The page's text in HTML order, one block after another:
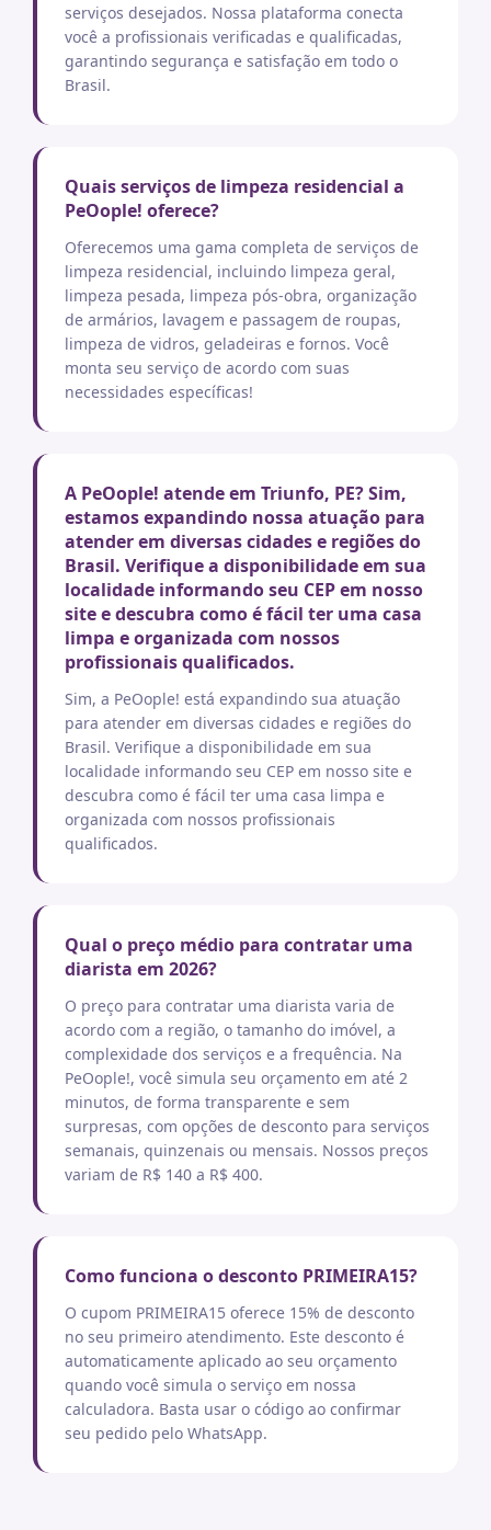
serviços desejados. Nossa plataforma conecta
você a profissionais verificadas e qualificadas,
garantindo segurança e satisfação em todo o
Brasil.
Quais serviços de limpeza residencial a
PeOople! oferece?
Oferecemos uma gama completa de serviços de
limpeza residencial, incluindo limpeza geral,
limpeza pesada, limpeza pós-obra, organização
de armários, lavagem e passagem de roupas,
limpeza de vidros, geladeiras e fornos. Você
monta seu serviço de acordo com suas
necessidades específicas!
A PeOople! atende em Triunfo, PE? Sim,
estamos expandindo nossa atuação para
atender em diversas cidades e regiões do
Brasil. Verifique a disponibilidade em sua
localidade informando seu CEP em nosso
site e descubra como é fácil ter uma casa
limpa e organizada com nossos
profissionais qualificados.
Sim, a PeOople! está expandindo sua atuação
para atender em diversas cidades e regiões do
Brasil. Verifique a disponibilidade em sua
localidade informando seu CEP em nosso site e
descubra como é fácil ter uma casa limpa e
organizada com nossos profissionais
qualificados.
Qual o preço médio para contratar uma
diarista em 2026?
O preço para contratar uma diarista varia de
acordo com a região, o tamanho do imóvel, a
complexidade dos serviços e a frequência. Na
PeOople!, você simula seu orçamento em até 2
minutos, de forma transparente e sem
surpresas, com opções de desconto para serviços
semanais, quinzenais ou mensais. Nossos preços
variam de R$ 140 a R$ 400.
Como funciona o desconto PRIMEIRA15?
O cupom PRIMEIRA15 oferece 15% de desconto
no seu primeiro atendimento. Este desconto é
automaticamente aplicado ao seu orçamento
quando você simula o serviço em nossa
calculadora. Basta usar o código ao confirmar
seu pedido pelo WhatsApp.